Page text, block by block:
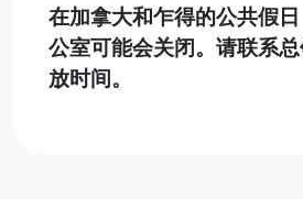
在加拿大和乍得的公共假
公室可能会关闭。请联系
放时间。